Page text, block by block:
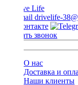
drivelife-
Заказать звонок
О нас
Доставка и
Наши клиенты